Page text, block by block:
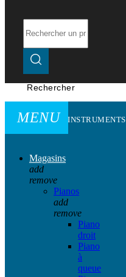
Rechercher
MENU INSTRUMENTS
Magasins
add
remove
Pianos
add
remove
Piano
droit
Piano
à
queue